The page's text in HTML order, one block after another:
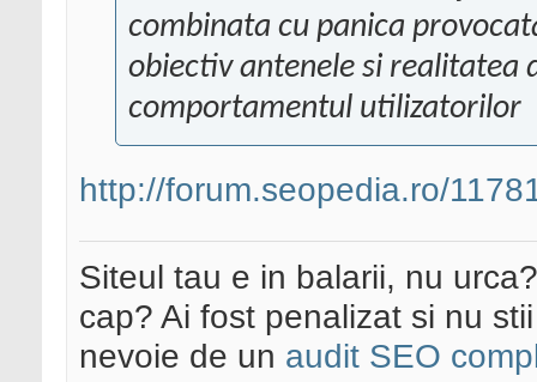
combinata cu panica
obiectiv antenele si realitatea
comportamentul utilizatorilor
http://forum.seopedia.ro/
Siteul tau e in balarii, nu
cap? Ai fost penalizat si nu
nevoie de un audit SEO